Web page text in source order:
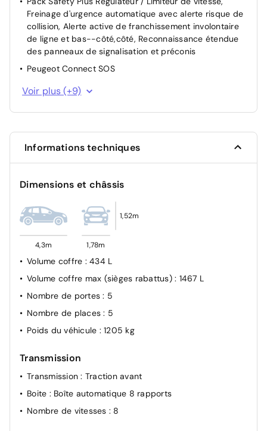
Freinage d'urgence automatique avec alerte risque de
collision, Alerte active de franchissement involontaire
de ligne et bas--côté,côté, Reconnaissance étendue
des panneaux de signalisation et préconis
Peugeot Connect SOS
Detection sous gonflage indirect avec localisation
Control)
Sécurité enfant à l'arrière manuel
Fixation ISOFIX à l'arrière
Airbags (Frontaux, latéraux AV, rideaux AV et AR)
Airbag passager avant déconnectable manuellement
Antiblocage de roues ABS
Kit anti-crevaison
Voir plus (+9)
Informations techniques
Dimensions et châssis
4,3m 1,78m
1,52m
Volume coffre : 434 L
Volume coffre max (sièges rabattus) : 1467 L
Nombre de portes: 5
Nombre de places: 5
Poids du véhicule : 1205 kg
Transmission
Transmission: Traction avant
Boite : Boîte automatique 8 rapports
Nombre de vitesses : 8